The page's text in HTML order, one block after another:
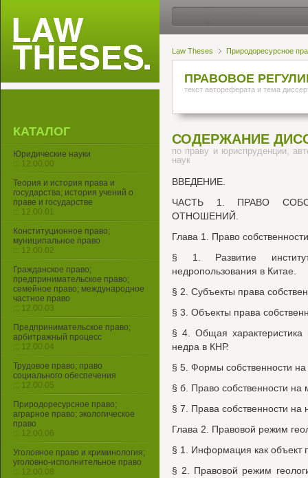
Law Theses Природоресурсное
ПРАВОВОЕ
текст автореферата и тема
СОДЕРЖАНИЕ
по праву и юриспруденции,
наук
ВВЕДЕНИЕ.
ЧАСТЬ 1. ПРАВО
ОТНОШЕНИЙ.
Глава 1. Право
§ 1. Развитие
недропользования в Китае.
§ 2. Субъекты права
§ 3. Объекты права
§ 4. Общая характеристика
недра в КНР.
§ 5. Формы собственности
§ б. Право собственности
§ 7. Права собственности на
Глава 2. Правовой режим
§ 1. Информация как объект
§ 2. Правовой режим
КАТАЛОГ
Юридические науки
::: 12.00.00
Теория и история права и
государства; история учений о
праве и государстве
::: 12.00.01
Конституционное право;
муниципальное право
::: 12.00.02
Гражданское право;
предпринимательское право;
семейное право; международное
частное право
::: 12.00.03
Предпринимательское право;
арбитражный процесс
::: 12.00.04
Трудовое право; право
социального обеспечения
::: 12.00.05
Природоресурсное право;
аграрное право; экологическое
право
::: 12.00.06
Уголовное право и криминология;
уголовно-исполнительное право
::: 12.00.08